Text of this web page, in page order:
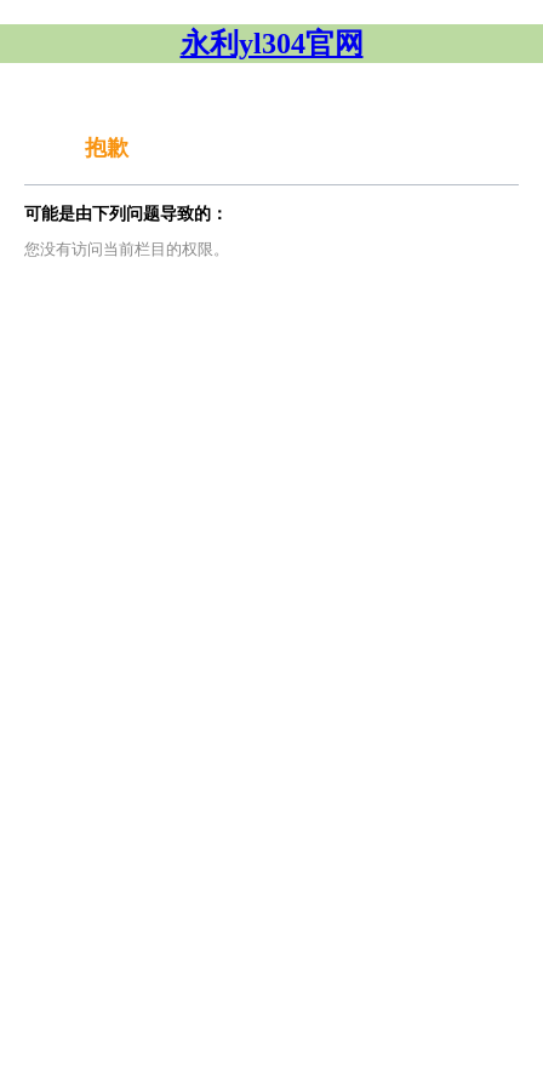
永利yl304官网
抱歉
可能是由下列问题导致的：
您没有访问当前栏目的权限。